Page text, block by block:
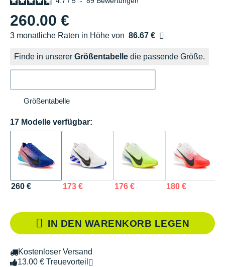
260.00 €
3 monatliche Raten in Höhe von 86.67 €
Ohne Zusatzkosten
Finde in unserer Größentabelle die passende Größe.
Größentabelle
17 Modelle verfügbar:
260 € 173 € 176 € 180 €
IN DEN WARENKORB LEGEN
Kostenloser Versand
13.00 € Treuevorteil